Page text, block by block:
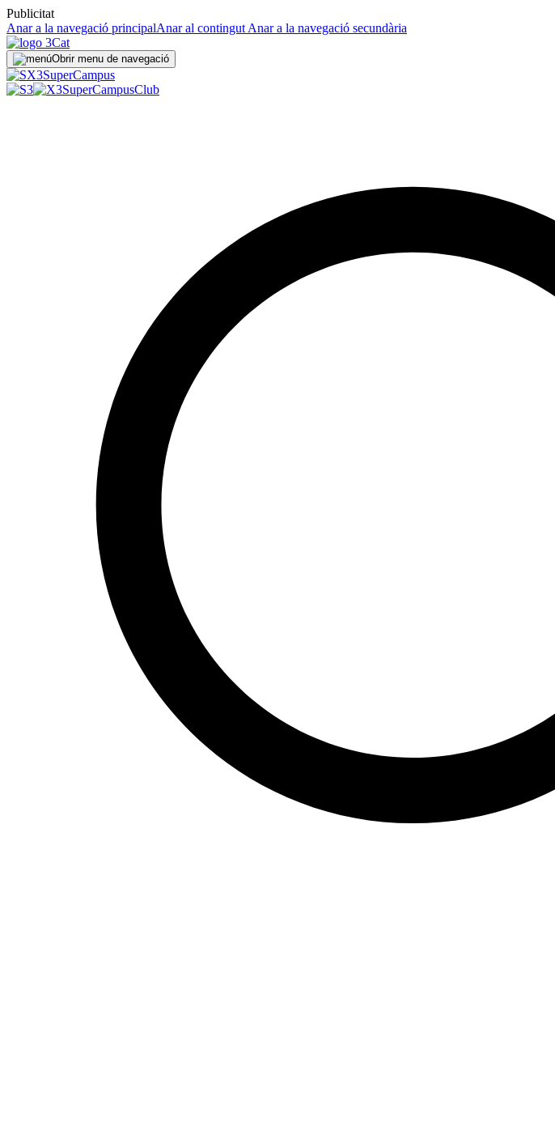
Publicitat
Anar a la navegació principalAnar al contingut Anar a la navegació secundària
Obrir menu de navegació
SuperCampus
SuperCampusClub